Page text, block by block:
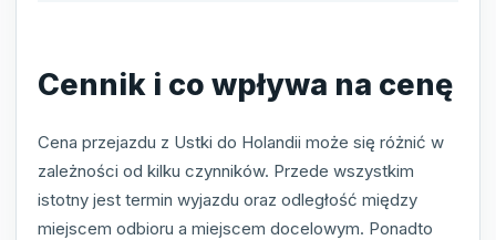
Cennik i co wpływa na cenę
Cena przejazdu z Ustki do Holandii może się różnić w
zależności od kilku czynników. Przede wszystkim
istotny jest termin wyjazdu oraz odległość między
miejscem odbioru a miejscem docelowym. Ponadto